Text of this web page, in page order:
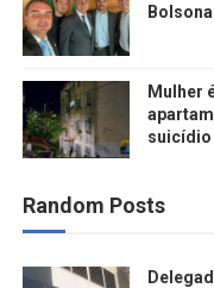
Mulher
suicídio
Random Posts